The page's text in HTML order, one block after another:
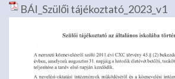
BÁI_Szülői tájékoztató_2023_v1